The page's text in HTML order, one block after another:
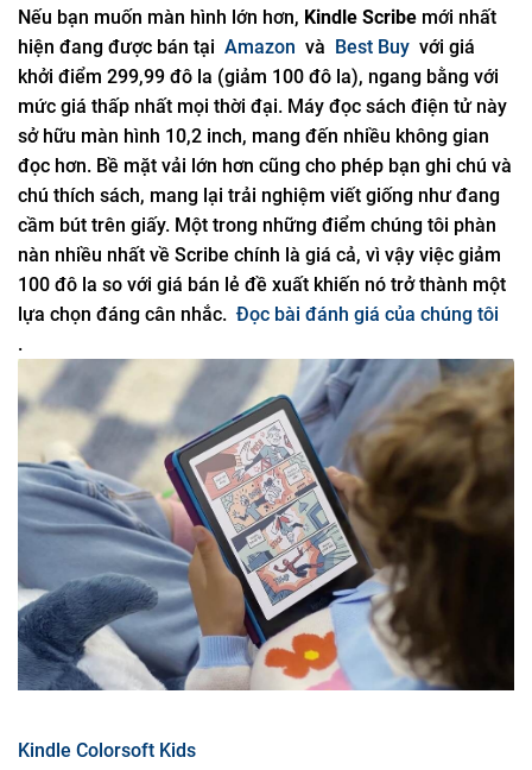
Nếu bạn muốn màn hình lớn hơn, Kindle Scribe mới nhất
hiện đang được bán tại Amazon và Best Buy với giá
khởi điểm 299,99 đô la (giảm 100 đô la), ngang bằng với
mức giá thấp nhất mọi thời đại. Máy đọc sách điện tử này
sở hữu màn hình 10,2 inch, mang đến nhiều không gian
đọc hơn. Bề mặt vải lớn hơn cũng cho phép bạn ghi chú và
chú thích sách, mang lại trải nghiệm viết giống như đang
cầm bút trên giấy. Một trong những điểm chúng tôi phàn
nàn nhiều nhất về Scribe chính là giá cả, vì vậy việc giảm
100 đô la so với giá bán lẻ đề xuất khiến nó trở thành một
lựa chọn đáng cân nhắc. Đọc bài đánh giá của chúng tôi
.
Kindle Colorsoft Kids